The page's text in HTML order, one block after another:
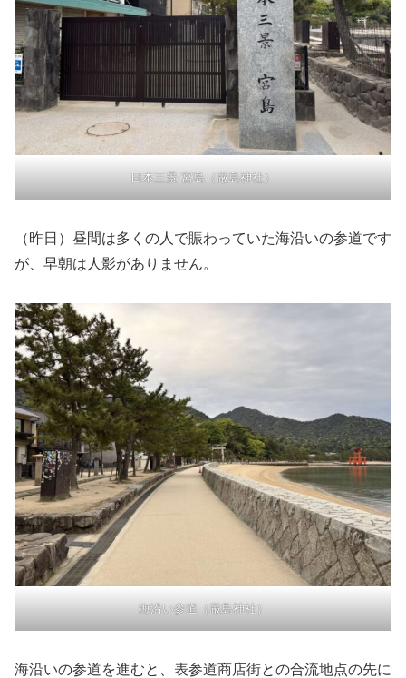
日本三景 宮島（厳島神社）
（昨日）昼間は多くの人で賑わっていた海沿いの参道です
が、早朝は人影がありません。
海沿い参道（厳島神社）
海沿いの参道を進むと、表参道商店街との合流地点の先に